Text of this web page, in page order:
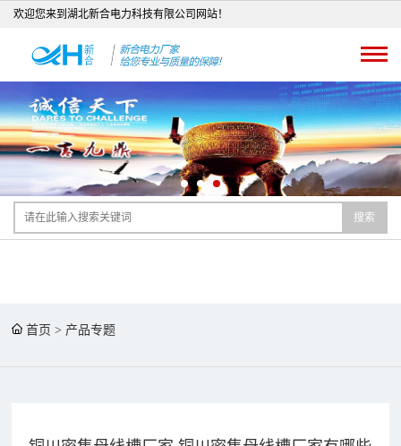
欢迎您来到湖北新合电力科技有限公司网站！
搜索
首页 > 产品专题